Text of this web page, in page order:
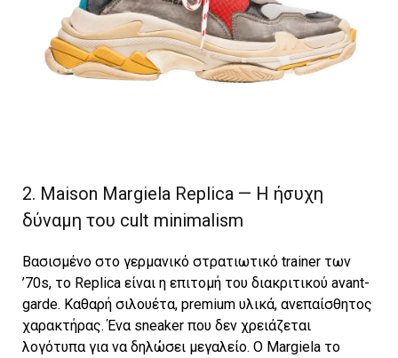
2. Maison Margiela Replica — Η ήσυχη
δύναμη του cult minimalism
Βασισμένο στο γερμανικό στρατιωτικό trainer των
’70s, το Replica είναι η επιτομή του διακριτικού avant-
garde. Καθαρή σιλουέτα, premium υλικά, ανεπαίσθητος
χαρακτήρας. Ένα sneaker που δεν χρειάζεται
λογότυπα για να δηλώσει μεγαλείο. Ο Margiela το